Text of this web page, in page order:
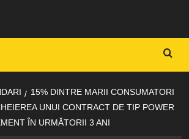
15% DINTRE MARII CONSUMATORI
UNUI CONTRACT DE TIP POWER
ÎN URMĂTORII 3 ANI